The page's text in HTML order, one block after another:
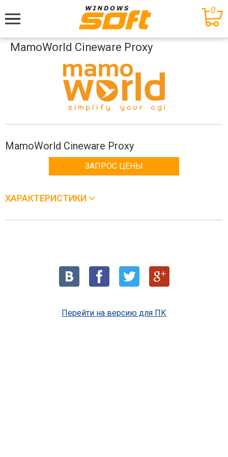
Меню
0
MamoWorld Cineware Proxy
MamoWorld Cineware Proxy
ЗАПРОС ЦЕНЫ
ХАРАКТЕРИСТИКИ
Перейти на версию для ПК